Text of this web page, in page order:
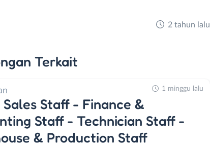
2 tahun lalu
Terkait
Staff - Finance &
Staff - Technician Staff -
& Production Staff
1 minggu lalu